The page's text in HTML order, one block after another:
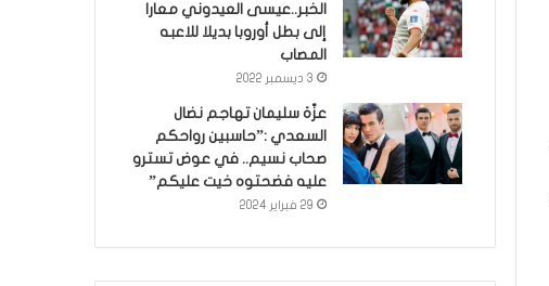
الخبر..عيسى العيدوني معارا
إلى بطل أوروبا بديلا للاعبه
المصاب
3 ديسمبر 2022
عزّة سليمان تهاجم نضال
السعدي :”حاسبين رواحكم
صحاب نسيم.. في عوض تسترو
عليه فضحتوه خيت عليكم”
29 فبراير 2024